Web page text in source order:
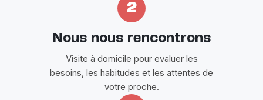
2
Nous nous rencontrons
Visite à domicile pour evaluer les
besoins, les habitudes et les attentes de
votre proche.